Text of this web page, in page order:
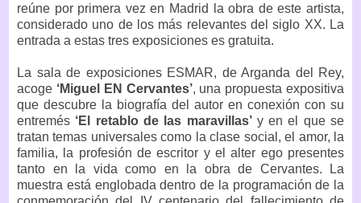
reúne por primera vez en Madrid la obra de este artista,
considerado uno de los más relevantes del siglo XX. La
entrada a estas tres exposiciones es gratuita.
La sala de exposiciones ESMAR, de Arganda del Rey,
acoge ‘Miguel EN Cervantes’, una propuesta expositiva
que descubre la biografía del autor en conexión con su
entremés ‘El retablo de las maravillas’y en el que se
tratan temas universales como la clase social, el amor, la
familia, la profesión de escritor y el alter ego presentes
tanto en la vida como en la obra de Cervantes. La
muestra está englobada dentro de la programación de la